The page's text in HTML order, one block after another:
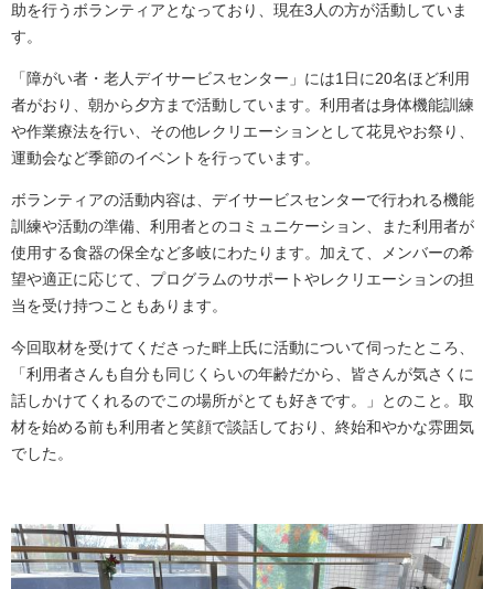
助を行うボランティアとなっており、現在3人の方が活動していま
す。
「障がい者・老人デイサービスセンター」には1日に20名ほど利用
者がおり、朝から夕方まで活動しています。利用者は身体機能訓練
や作業療法を行い、その他レクリエーションとして花見やお祭り、
運動会など季節のイベントを行っています。
ボランティアの活動内容は、デイサービスセンターで行われる機能
訓練や活動の準備、利用者とのコミュニケーション、また利用者が
使用する食器の保全など多岐にわたります。加えて、メンバーの希
望や適正に応じて、プログラムのサポートやレクリエーションの担
当を受け持つこともあります。
今回取材を受けてくださった畔上氏に活動について伺ったところ、
「利用者さんも自分も同じくらいの年齢だから、皆さんが気さくに
話しかけてくれるのでこの場所がとても好きです。」とのこと。取
材を始める前も利用者と笑顔で談話しており、終始和やかな雰囲気
でした。